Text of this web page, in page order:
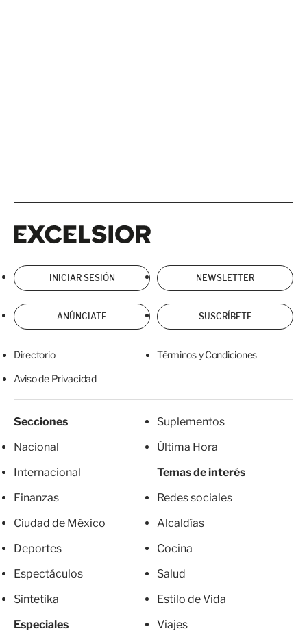
INICIAR SESIÓN NEWSLETTER
ANÚNCIATE SUSCRÍBETE
Directorio Términos y Condiciones
Aviso de Privacidad
Secciones
Nacional
Internacional
Finanzas
Ciudad de México
Deportes
Espectáculos
Sintetika
Especiales
Suplementos
Última Hora
Temas de interés
Redes sociales
Alcaldías
Cocina
Salud
Estilo de Vida
Viajes